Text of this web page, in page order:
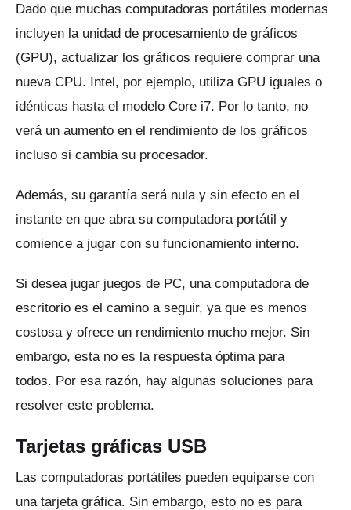
Dado que muchas computadoras portátiles modernas
incluyen la unidad de procesamiento de gráficos
(GPU), actualizar los gráficos requiere comprar una
nueva CPU. Intel, por ejemplo, utiliza GPU iguales o
idénticas hasta el modelo Core i7. Por lo tanto, no
verá un aumento en el rendimiento de los gráficos
incluso si cambia su procesador.
Además, su garantía será nula y sin efecto en el
instante en que abra su computadora portátil y
comience a jugar con su funcionamiento interno.
Si desea jugar juegos de PC, una computadora de
escritorio es el camino a seguir, ya que es menos
costosa y ofrece un rendimiento mucho mejor. Sin
embargo, esta no es la respuesta óptima para
todos. Por esa razón, hay algunas soluciones para
resolver este problema.
Tarjetas gráficas USB
Las computadoras portátiles pueden equiparse con
una tarjeta gráfica. Sin embargo, esto no es para